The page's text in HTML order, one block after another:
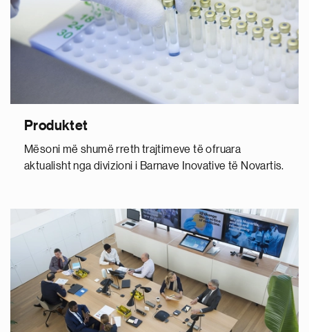
Produktet
Mësoni më shumë rreth trajtimeve të ofruara
aktualisht nga divizioni i Barnave Inovative të Novartis.